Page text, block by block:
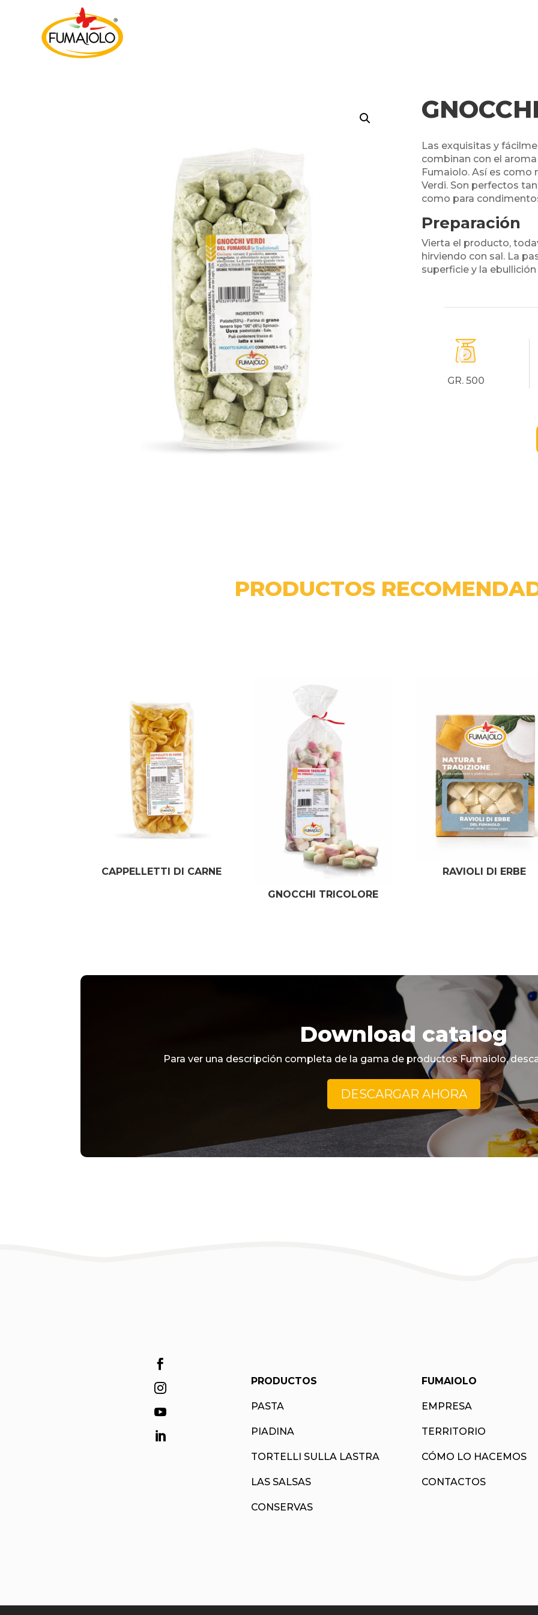
Las exquisitas y
combinan con el
Fumaiolo. Así es como
Verdi. Son perfectos
como para
Preparación
Vierta el producto,
hirviendo con sal. La
superficie y la
GR. 500
PRODUCTOS
CAPPELLETTI DI CARNE
GNOCCHI TRICOLORE
RAVIOLI DI ERBE
Download catalog
Para ver una descripción completa de la gama de productos Fumaiolo,
DESCARGAR AHORA




PRODUCTOS
PASTA
PIADINA
TORTELLI SULLA LASTRA
LAS SALSAS
CONSERVAS
FUMAIOLO
EMPRESA
TERRITORIO
CÓMO LO HACEMOS
CONTACTOS